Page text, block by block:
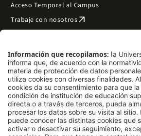
Acceso Temporal al Campus
Trabaje con nosotrosarrow_outward
Preguntas frecuentes
Filantropía y donacionesarrow_outward
Mapa del sitio arrow_outward
Síguenos
LinkedIn